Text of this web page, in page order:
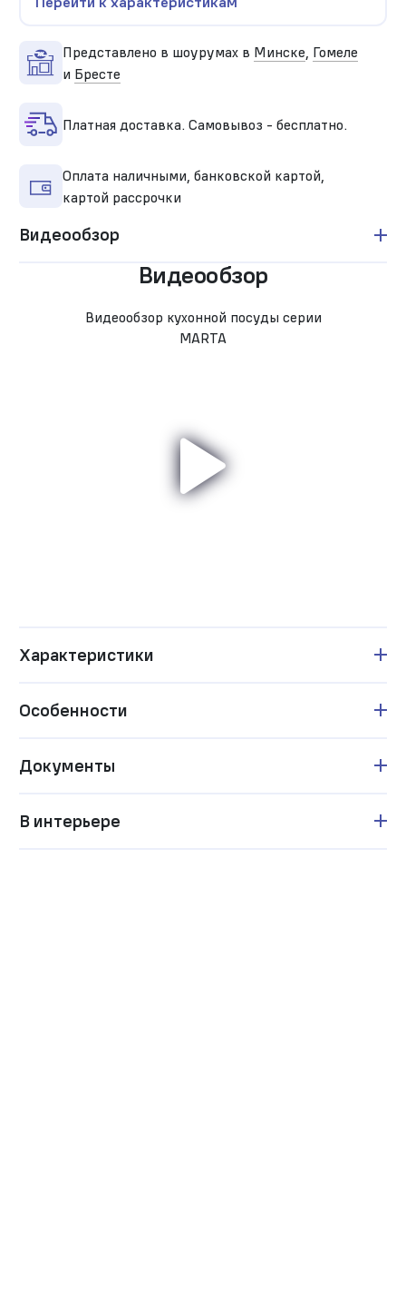
Представлено в шоурумах в Минске, Гомеле
и Бресте
Платная доставка. Самовывоз - бесплатно.
Оплата наличными, банковской картой,
картой рассрочки
Видеообзор
Видеообзор
Видеообзор кухонной посуды серии
MARTA
Характеристики
Особенности
Документы
В интерьере